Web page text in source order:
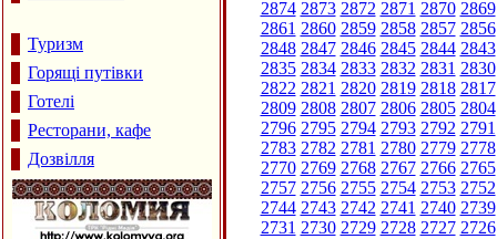
Туризм
Горящі путівки
Готелі
Ресторани, кафе
Дозвілля
2874 2873 2872 2871 2870 2869
2861 2860 2859 2858 2857 2856
2848 2847 2846 2845 2844 2843
2835 2834 2833 2832 2831 2830
2822 2821 2820 2819 2818 2817
2809 2808 2807 2806 2805 2804
2796 2795 2794 2793 2792 2791
2783 2782 2781 2780 2779 2778
2770 2769 2768 2767 2766 2765
2757 2756 2755 2754 2753 2752
2744 2743 2742 2741 2740 2739
2731 2730 2729 2728 2727 2726